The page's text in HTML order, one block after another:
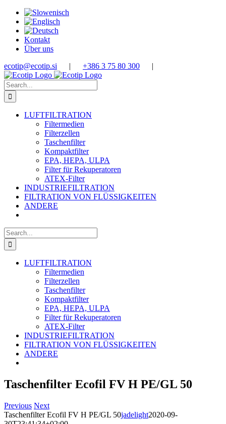
Skip
content
Kontakt
Über uns
ecotip@ecotip.si | +386 3 75 80 300 |
Search
for:
LUFTFILTRATION
Filtermedien
Filterzellen
Taschenfilter
Kompaktfilter
EPA, HEPA, ULPA
Filter für Rekuperatoren
ATEX-Filter
INDUSTRIEFILTRATION
FILTRATION VON FLÜSSIGKEITEN
ANDERE
Search
for:
LUFTFILTRATION
Filtermedien
Filterzellen
Taschenfilter
Kompaktfilter
EPA, HEPA, ULPA
Filter für Rekuperatoren
ATEX-Filter
INDUSTRIEFILTRATION
FILTRATION VON FLÜSSIGKEITEN
ANDERE
Taschenfilter Ecofil FV H PE/GL 50
Previous Next
Taschenfilter Ecofil FV H PE/GL 50jadelight2020-09-